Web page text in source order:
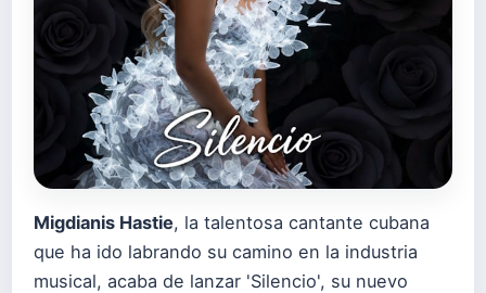
Migdianis Hastie, la talentosa cantante cubana
que ha ido labrando su camino en la industria
musical, acaba de lanzar 'Silencio', su nuevo